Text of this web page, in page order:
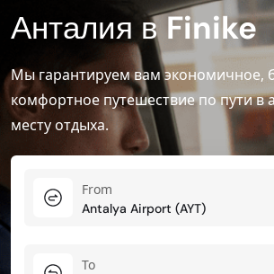
Анталия вFinike
Мы гарантируем вам экономичное,
комфортное путешествие по пути в
месту отдыха.
From
To